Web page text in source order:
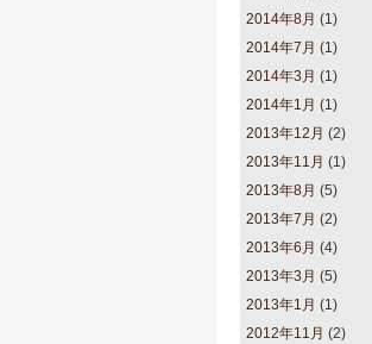
2014年8月 (1)
2014年7月 (1)
2014年3月 (1)
2014年1月 (1)
2013年12月 (2)
2013年11月 (1)
2013年8月 (5)
2013年7月 (2)
2013年6月 (4)
2013年3月 (5)
2013年1月 (1)
2012年11月 (2)